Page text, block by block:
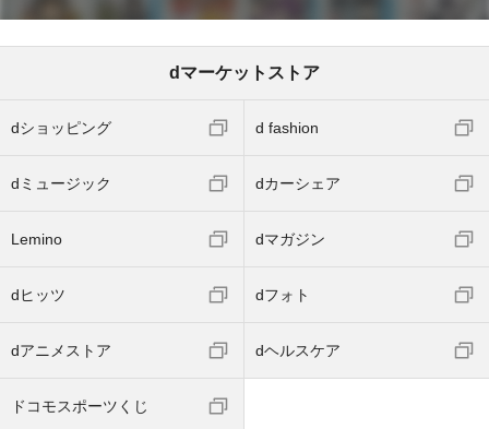
dマーケットストア
dショッピング d fashion
dミュージック dカーシェア
Lemino dマガジン
dヒッツ dフォト
dアニメストア dヘルスケア
ドコモスポーツくじ